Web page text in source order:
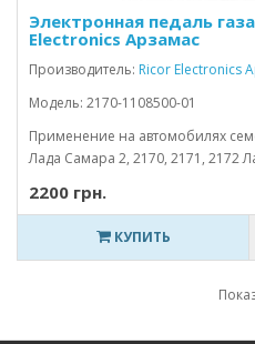
Электронная педаль
Electronics Арзамас
Производитель: Ricor Electronics
Модель: 2170-1108500-01
Применение на автомобилях
Лада Самара 2, 2170, 2171, 2172
2200 грн.
КУПИТЬ